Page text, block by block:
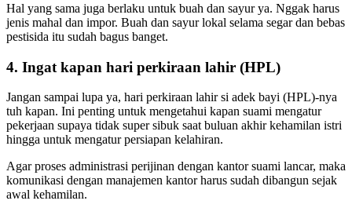
Hal yang sama juga berlaku untuk buah dan sayur ya. Nggak harus
jenis mahal dan impor. Buah dan sayur lokal selama segar dan bebas
pestisida itu sudah bagus banget.
4. Ingat kapan hari perkiraan lahir (HPL)
Jangan sampai lupa ya, hari perkiraan lahir si adek bayi (HPL)-nya
tuh kapan. Ini penting untuk mengetahui kapan suami mengatur
pekerjaan supaya tidak super sibuk saat buluan akhir kehamilan istri
hingga untuk mengatur persiapan kelahiran.
Agar proses administrasi perijinan dengan kantor suami lancar, maka
komunikasi dengan manajemen kantor harus sudah dibangun sejak
awal kehamilan.